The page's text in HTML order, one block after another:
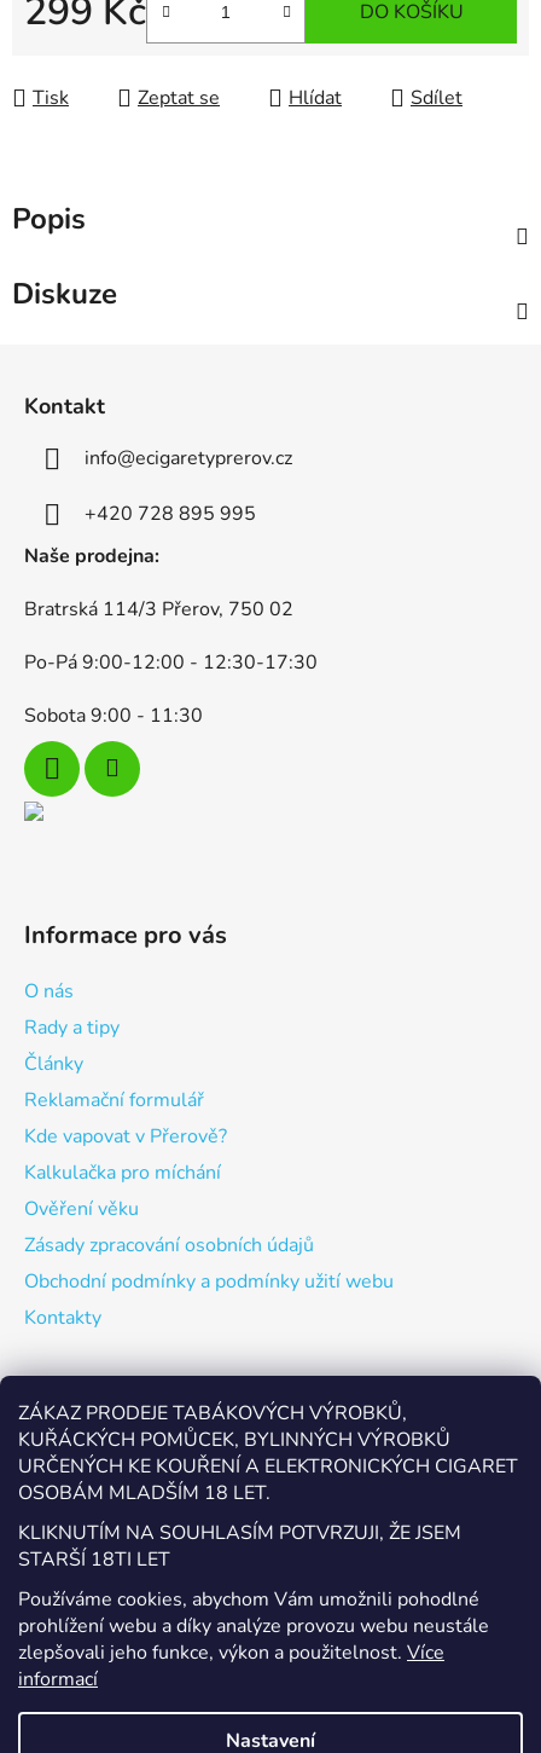
ZÁKAZ PRODEJE TABÁKOVÝCH VÝROBKŮ,
KUŘÁCKÝCH POMŮCEK, BYLINNÝCH VÝROBKŮ
URČENÝCH KE KOUŘENÍ A ELEKTRONICKÝCH CIGARET
OSOBÁM MLADŠÍM 18 LET.
KLIKNUTÍM NA SOUHLASÍM POTVRZUJI, ŽE JSEM
STARŠÍ 18TI LET
Používáme cookies, abychom Vám umožnili pohodlné
prohlížení webu a díky analýze provozu webu neustále
zlepšovali jeho funkce, výkon a použitelnost. Více
informací
Nastavení
299 Kč DO KOŠÍKU
Tisk Zeptat se Hlídat Sdílet
Popis
Diskuze
Kontakt
info@ecigaretyprerov.cz
+420 728 895 995
Naše prodejna:
Bratrská 114/3 Přerov, 750 02
Po-Pá 9:00-12:00 - 12:30-17:30
Sobota 9:00 - 11:30
Informace pro vás
O nás
Rady a tipy
Články
Reklamační formulář
Kde vapovat v Přerově?
Kalkulačka pro míchání
Ověření věku
Zásady zpracování osobních údajů
Obchodní podmínky a podmínky užití webu
Kontakty
Odebírat newsletter
Vložte svůj e-mail a my vám budeme zasílat informace o
nových produktech na našem e-shopu.
E-mail
Vložením e-mailu souhlasíte s
podmínkami ochrany
osobních údajů
PŘIHLÁSIT SE